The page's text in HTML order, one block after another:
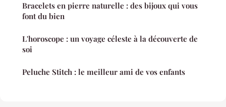
Bracelets en pierre naturelle : des bijoux qui vous
font du bien
L'horoscope : un voyage céleste à la découverte de
soi
Peluche Stitch : le meilleur ami de vos enfants